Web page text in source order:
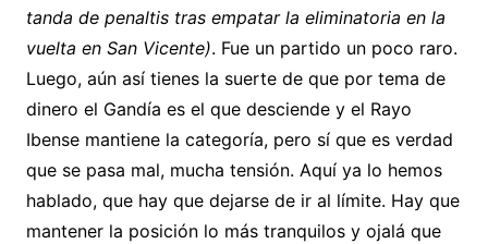
tanda de penaltis tras empatar la eliminatoria en la
vuelta en San Vicente). Fue un partido un poco raro.
Luego, aún así tienes la suerte de que por tema de
dinero el Gandía es el que desciende y el Rayo
Ibense mantiene la categoría, pero sí que es verdad
que se pasa mal, mucha tensión. Aquí ya lo hemos
hablado, que hay que dejarse de ir al límite. Hay que
mantener la posición lo más tranquilos y ojalá que